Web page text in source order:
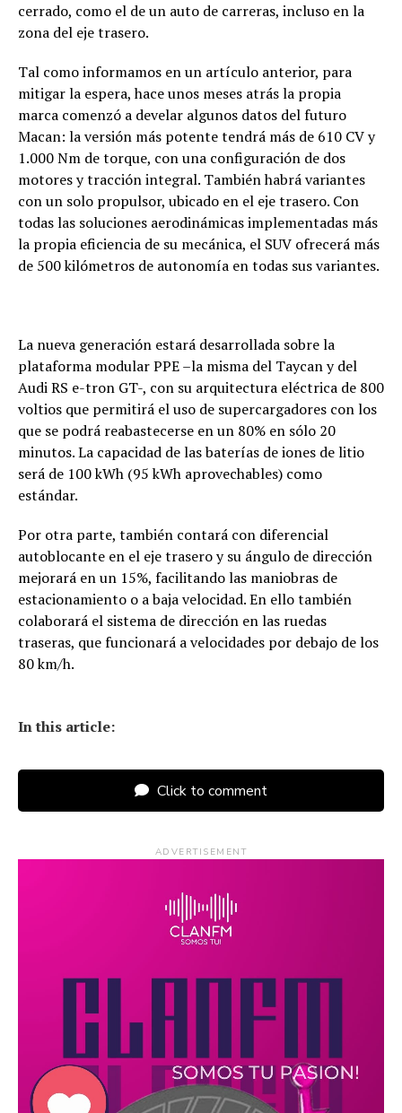
cerrado, como el de un auto de carreras, incluso en la
zona del eje trasero.
Tal como informamos en un artículo anterior, para
mitigar la espera, hace unos meses atrás la propia
marca comenzó a develar algunos datos del futuro
Macan: la versión más potente tendrá más de 610 CV y
1.000 Nm de torque, con una configuración de dos
motores y tracción integral. También habrá variantes
con un solo propulsor, ubicado en el eje trasero. Con
todas las soluciones aerodinámicas implementadas más
la propia eficiencia de su mecánica, el SUV ofrecerá más
de 500 kilómetros de autonomía en todas sus variantes.
La nueva generación estará desarrollada sobre la
plataforma modular PPE –la misma del Taycan y del
Audi RS e-tron GT-, con su arquitectura eléctrica de 800
voltios que permitirá el uso de supercargadores con los
que se podrá reabastecerse en un 80% en sólo 20
minutos. La capacidad de las baterías de iones de litio
será de 100 kWh (95 kWh aprovechables) como
estándar.
Por otra parte, también contará con diferencial
autoblocante en el eje trasero y su ángulo de dirección
mejorará en un 15%, facilitando las maniobras de
estacionamiento o a baja velocidad. En ello también
colaborará el sistema de dirección en las ruedas
traseras, que funcionará a velocidades por debajo de los
80 km/h.
In this article:
Click to comment
ADVERTISEMENT